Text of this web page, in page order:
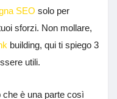
SEO solo per
sforzi. Non mollare,
building, qui ti spiego 3
utili.
è una parte così